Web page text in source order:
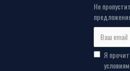
Не
Я